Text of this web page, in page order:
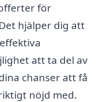
för
hjälper dig att
att ta del av
chanser att få
nöjd med.